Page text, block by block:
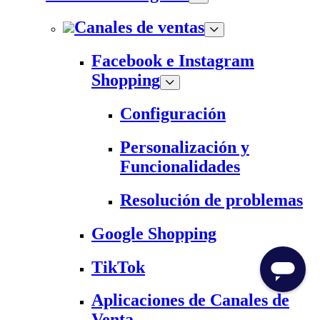
Canales de ventas
Facebook e Instagram
Shopping
Configuración
Personalización y
Funcionalidades
Resolución de problemas
Google Shopping
TikTok
Aplicaciones de Canales de